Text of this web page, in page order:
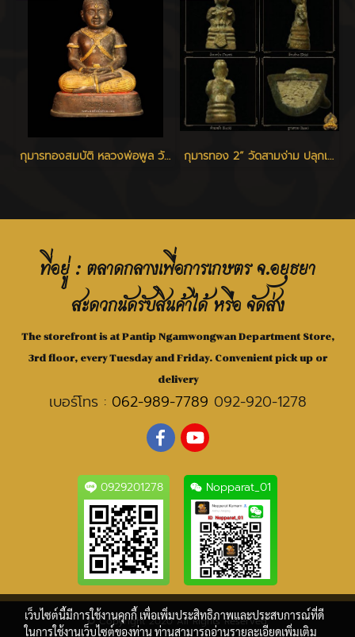
กุมารทองสมบัติ หลวงพ่อพูล วัดไผ่ล้อม กุมารทอง 2” วัดสามง่าม ปลุกเสก ๑๑ เมษายน ๒๕๖๗
ที่อยู่ : ตลาดกลางเพื่อการเกษตร จ.อยุธยา
สะดวกนัดรับสินค้าได้ หรือ จัดส่ง
The storefront is at Pantip Ngamwongwan Department Store,
3rd floor, every Tuesday and Friday. Convenient pick up or
delivery
เบอร์โทร : 062-989-7789 092-920-1278
0929201278 Nopparat_01
© Copyright 2020 All Rights Reserved.
เว็บไซต์นี้มีการใช้งานคุกกี้ เพื่อเพิ่มประสิทธิภาพและประสบการณ์ที่ดี
ในการใช้งานเว็บไซต์ของท่าน ท่านสามารถอ่านรายละเอียดเพิ่มเติม